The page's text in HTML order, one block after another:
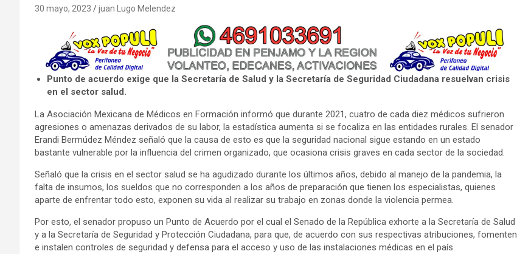
30 mayo, 2023 juan Lugo Melendez
Punto de acuerdo exige que la Secretaría de Salud y la Secretaría de Seguridad Ciudadana resuelvan crisis
en el sector salud.
La Asociación Mexicana de Médicos en Formación informó que durante 2021, cuatro de cada diez médicos sufrieron
agresiones o amenazas derivados de su labor, la estadística aumenta si se focaliza en las entidades rurales. El senador
Erandi Bermúdez Méndez señaló que la causa de esto es que la seguridad nacional sigue estando en un estado
bastante vulnerable por la influencia del crimen organizado, que ocasiona crisis graves en cada sector de la sociedad.
Señaló que la crisis en el sector salud se ha agudizado durante los últimos años, debido al manejo de la pandemia, la
falta de insumos, los sueldos que no corresponden a los años de preparación que tienen los especialistas, quienes
aparte de enfrentar todo esto, exponen su vida al realizar su trabajo en zonas donde la violencia permea.
Por esto, el senador propuso un Punto de Acuerdo por el cual el Senado de la República exhorte a la Secretaría de Salud
y a la Secretaría de Seguridad y Protección Ciudadana, para que, de acuerdo con sus respectivas atribuciones, fomenten
e instalen controles de seguridad y defensa para el acceso y uso de las instalaciones médicas en el país.